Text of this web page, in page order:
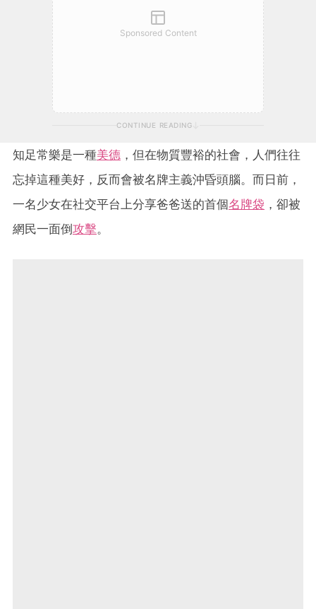
Sponsored Content
CONTINUE READING
知足常樂是一種美德 ，但在物質豐裕的社會，人們往往
忘掉這種美好，反而會被名牌主義沖昏頭腦。而日前，
一名少女在社交平台上分享爸爸送的首個名牌袋 ，卻被
網民一面倒攻擊。